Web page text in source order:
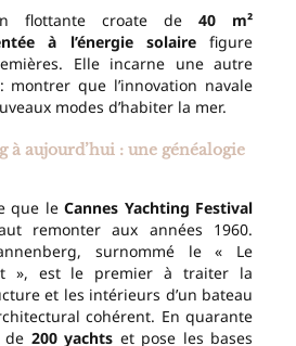
flottante croate de 40 m²
à l’énergie solairefigure
Elle incarne une autre
que l’innovation navale
modes d’habiter la mer.
à aujourd’hui : une généalogie
que leCannes Yachting Festival
remonter aux années 1960.
surnommé le « Le
», est le premier à traiter la
et les intérieurs d’un bateau
cohérent. En quarante
de 200 yachts et pose les bases